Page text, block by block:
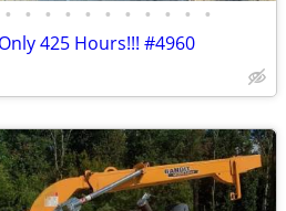
• • • • • • • • • • •
425 Hours!!! #4960